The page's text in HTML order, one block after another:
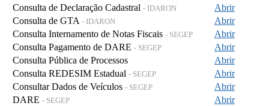
Consulta de Declaração Cadastral - IDARON
Abrir
Consulta de GTA - IDARON
Abrir
Consulta Internamento de Notas Fiscais - SEGEP
Abrir
Consulta Pagamento de DARE - SEGEP
Abrir
Consulta Pública de Processos
Abrir
Consulta REDESIM Estadual - SEGEP
Abrir
Consultar Dados de Veículos - SEGEP
Abrir
DARE - SEGEP
Abrir